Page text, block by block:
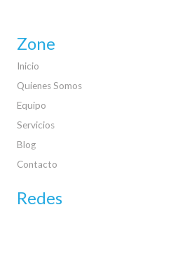
Zone
Inicio
Quienes Somos
Equipo
Servicios
Blog
Contacto
Redes